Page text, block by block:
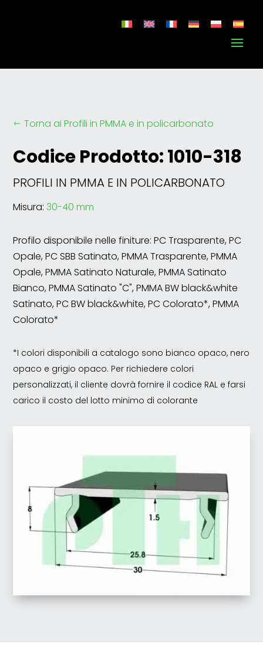
# Torna ai Profili in PMMA e in policarbonato
Codice Prodotto: 1010-318
PROFILI IN PMMA E IN POLICARBONATO
Misura:30-40 mm
Profilo disponibile nelle finiture: PC Trasparente, PC
Opale, PC SBB Satinato, PMMA Trasparente, PMMA
Opale, PMMA Satinato Naturale, PMMA Satinato
Bianco, PMMA Satinato "C", PMMA BW black&white
Satinato, PC BW black&white, PC Colorato*, PMMA
Colorato*
*I colori disponibili a catalogo sono bianco opaco, nero
opaco e grigio opaco. Per richiedere colori
personalizzati, il cliente dovrà fornire il codice RAL e farsi
carico il costo del lotto minimo di colorante